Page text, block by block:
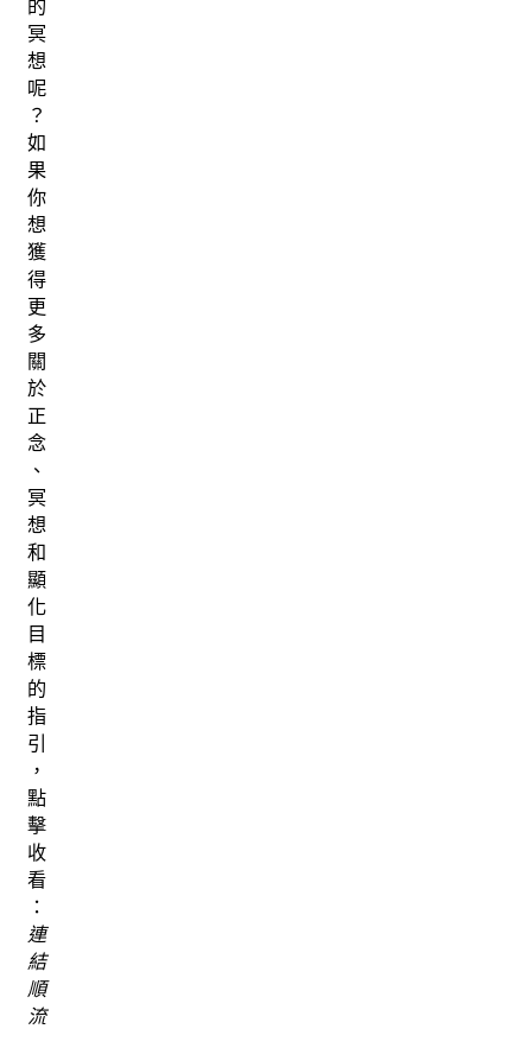
的
冥
想
呢
？
如
果
你
想
獲
得
更
多
關
於
正
念
、
冥
想
和
顯
化
目
標
的
指
引
，
點
擊
收
看
：
連
結
順
流